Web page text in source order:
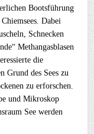
Bootsführung
Dabei
Schnecken
Methangasblasen
die
Grund des Sees zu
zu erforschen.
und Mikroskop
See werden